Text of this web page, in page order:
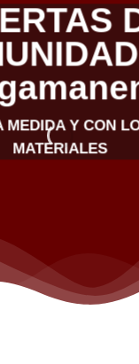
MEDIDA Y CON
MATERIALES